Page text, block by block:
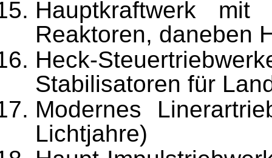
Hauptkraftwerk mit
Reaktoren, daneben
Heck-
Stabilisatoren für
Modernes
Lichtjahre)